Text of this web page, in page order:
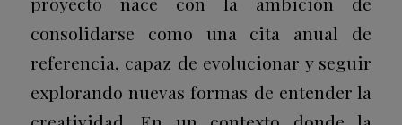
consolidarse como una cita anual de
referencia, capaz de evolucionar y seguir
explorando nuevas formas de entender la